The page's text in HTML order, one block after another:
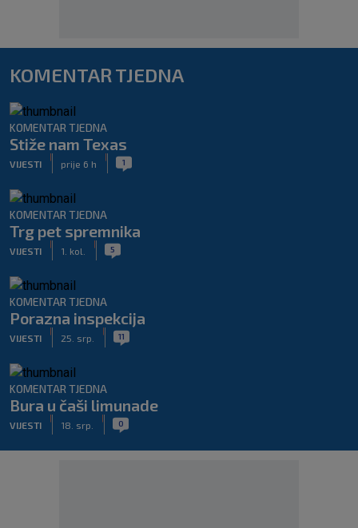
KOMENTAR TJEDNA
KOMENTAR TJEDNA
Stiže nam Texas
VIJESTI prije 6 h 1
KOMENTAR TJEDNA
Trg pet spremnika
VIJESTI 1. kol. 5
KOMENTAR TJEDNA
Porazna inspekcija
VIJESTI 25. srp. 11
KOMENTAR TJEDNA
Bura u čaši limunade
VIJESTI 18. srp. 0